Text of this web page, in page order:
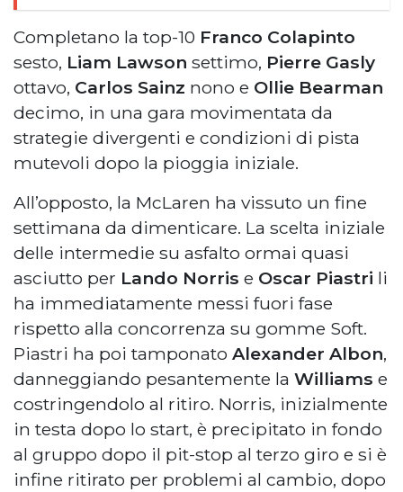
Completano la top-10 Franco Colapinto
sesto, Liam Lawson settimo, Pierre Gasly
ottavo, Carlos Sainz nono e Ollie Bearman
decimo, in una gara movimentata da
strategie divergenti e condizioni di pista
mutevoli dopo la pioggia iniziale.
All’opposto, la McLaren ha vissuto un fine
settimana da dimenticare. La scelta iniziale
delle intermedie su asfalto ormai quasi
asciutto per Lando Norris e Oscar Piastri li
ha immediatamente messi fuori fase
rispetto alla concorrenza su gomme Soft.
Piastri ha poi tamponato Alexander Albon,
danneggiando pesantemente la Williams e
costringendolo al ritiro. Norris, inizialmente
in testa dopo lo start, è precipitato in fondo
al gruppo dopo il pit-stop al terzo giro e si è
infine ritirato per problemi al cambio, dopo